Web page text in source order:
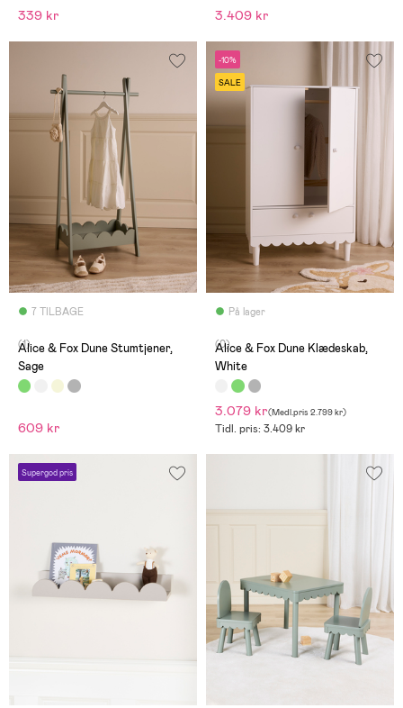
339 kr 3.409 kr
7 TILBAGE
(1)
Alice & Fox Dune Stumtjener,
Sage
609 kr
-10%
SALE
På lager
(0)
Alice & Fox Dune Klædeskab,
White
3.079 kr(Medl.pris 2.799 kr)
Tidl. pris: 3.409 kr
Supergod pris